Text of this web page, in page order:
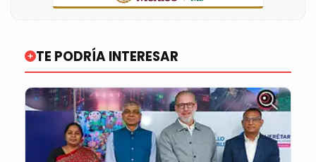
TE PODRÍA INTERESAR